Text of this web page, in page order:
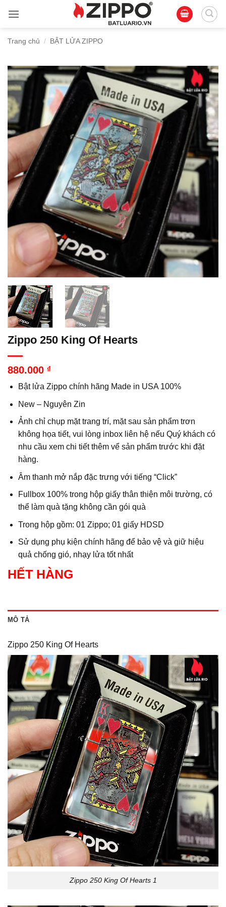
qua
dungTrang chủ / BẬT LỬA ZIPPO
Zippo 250 King Of Hearts
880.000 ₫
Bật lửa Zippo chính hãng Made in USA 100%
New – Nguyên Zin
Ảnh chỉ chụp mặt trang trí, mặt sau sản phẩm trơn
không họa tiết, vui lòng inbox liên hệ nếu Quý khách có
nhu cầu xem chi tiết thêm vể sản phẩm trước khi đặt
hàng.
Âm thanh mở nắp đặc trưng với tiếng “Click”
Fullbox 100% trong hộp giấy thân thiện môi trường, có
thể làm quà tặng không cần gói quà
Trong hộp gồm: 01 Zippo; 01 giấy HDSD
Sử dụng phụ kiện chính hãng để bảo vệ và giữ hiệu
quả chống gió, nhạy lửa tốt nhất
HẾT HÀNG
MÔ TẢ
Zippo 250 King Of Hearts
Zippo 250 King Of Hearts 1